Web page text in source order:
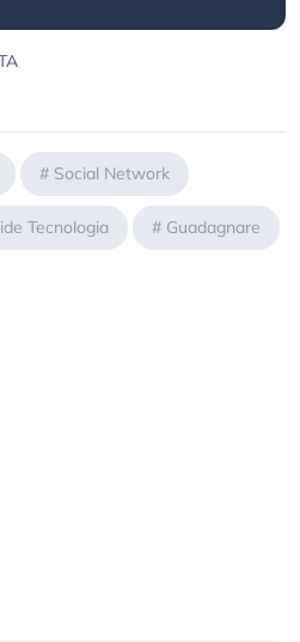
# Social Network
Tecnologia # Guadagnare